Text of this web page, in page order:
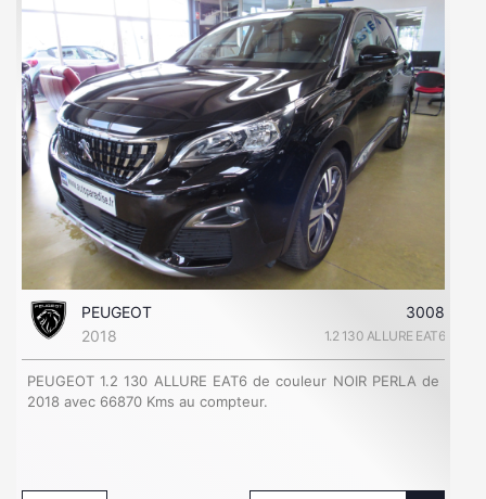
PEUGEOT
3008
2018
1.2 130 ALLURE EAT6
PEUGEOT 1.2 130 ALLURE EAT6 de couleur NOIR PERLA de
2018 avec 66870 Kms au compteur.